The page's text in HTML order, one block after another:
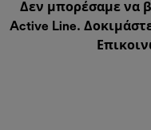
Δεν μπορέσαμε να
Active Line.